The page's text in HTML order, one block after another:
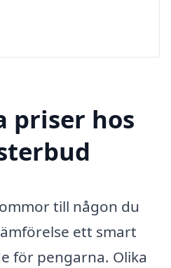
priser hos
till någon du
ett smart
för pengarna. Olika